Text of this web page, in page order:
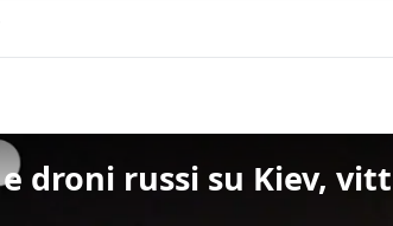
droni russi su Kiev,